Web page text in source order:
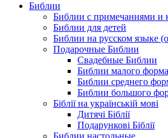
Библии
Библии с примечаниями и
Библии для детей
Библии на русском языке
Подарочные Библии
Свадебные Библии
Библии малого
Библии среднего
Библии большого
Біблії на українській мові
Дитячі Біблії
Подарункові Біблії